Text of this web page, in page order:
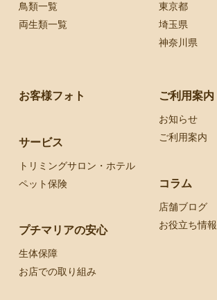
鳥類一覧
両生類一覧
東京都
埼玉県
神奈川県
お客様フォト
サービス
トリミングサロン・ホテル
ペット保険
プチマリアの安心
生体保障
お店での取り組み
ご利用案内
お知らせ
ご利用案内
コラム
店舗ブログ
お役立ち情報